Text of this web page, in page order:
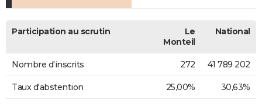
Participation au scrutin
Le
Monteil
National
Nombre d'inscrits 272 41 789 202
Taux d'abstention 25,00% 30,63%